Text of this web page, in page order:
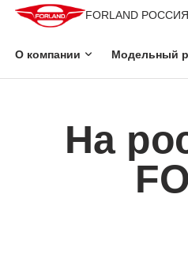
FORLAND РОССИЯ
О компании Модельный
На